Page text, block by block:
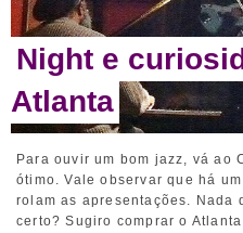
Night e
Atlanta
Para ouvir um bom jazz, vá ao
ótimo. Vale observar que há
rolam as apresentações.
certo?Sugiro comprar o